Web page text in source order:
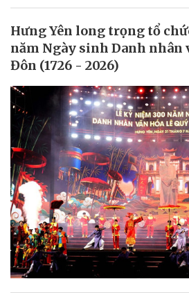
Hưng Yên long trọng tổ
năm Ngày sinh Danh nhân
Đôn (1726 - 2026)